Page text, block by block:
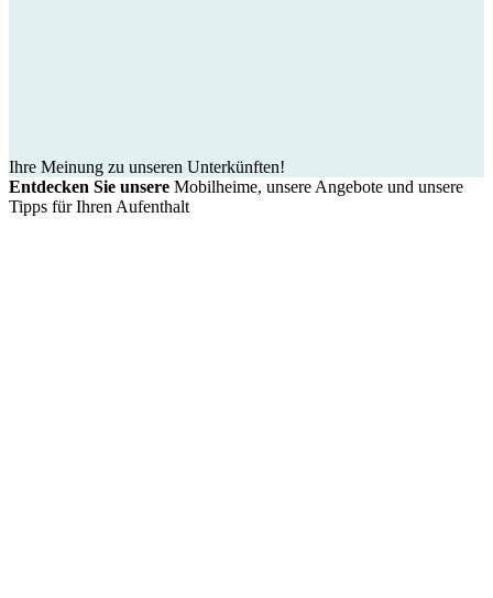
Ihre Meinung zu unseren Unterkünften!
Entdecken Sie unsere Mobilheime, unsere Angebote und unsere
Tipps für Ihren Aufenthalt